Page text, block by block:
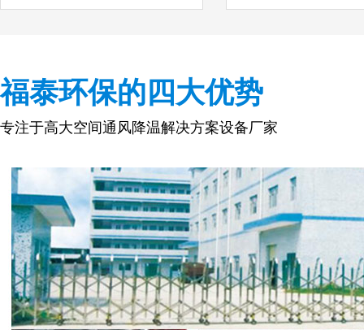
福泰环保的四大优势
专注于高大空间通风降温解决方案设备厂家